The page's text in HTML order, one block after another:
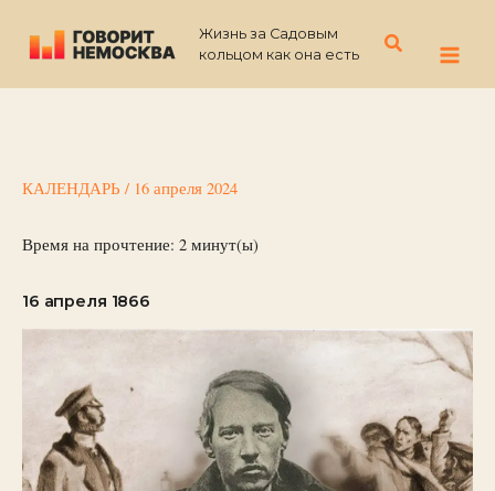
содержимому
Жизнь за Садовым
кольцом как она есть
Поиск
КАЛЕНДАРЬ / 16 апреля 2024
Время на прочтение: 2 минут(ы)
16 апреля 1866